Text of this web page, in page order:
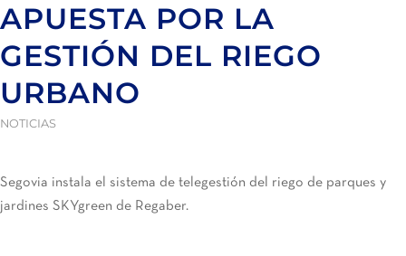
APUESTA POR LA
GESTIÓN DEL RIEGO
URBANO
NOTICIAS
Segovia instala el sistema de telegestión del riego de parques y
jardines SKYgreen de Regaber.